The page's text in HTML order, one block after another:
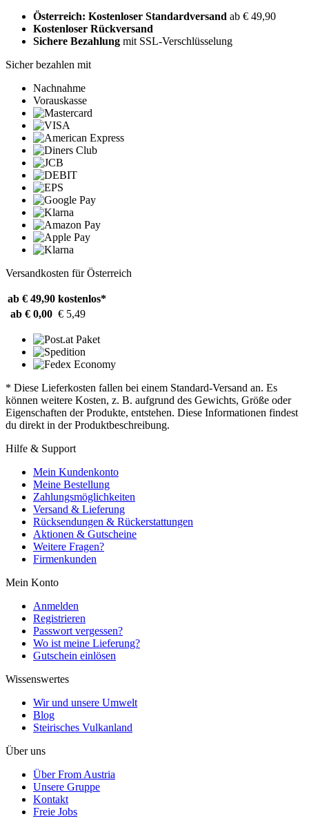
Österreich: Kostenloser Standardversand ab € 49,90
Kostenloser Rückversand
Sichere Bezahlung mit SSL-Verschlüsselung
Sicher bezahlen mit
Nachnahme
Vorauskasse
Versandkosten für Österreich
ab € 49,90 kostenlos*
ab € 0,00 € 5,49
* Diese Lieferkosten fallen bei einem Standard-Versand an. Es
können weitere Kosten, z. B. aufgrund des Gewichts, Größe oder
Eigenschaften der Produkte, entstehen. Diese Informationen findest
du direkt in der Produktbeschreibung.
Hilfe & Support
Mein Kundenkonto
Meine Bestellung
Zahlungsmöglichkeiten
Versand & Lieferung
Rücksendungen & Rückerstattungen
Aktionen & Gutscheine
Weitere Fragen?
Firmenkunden
Mein Konto
Anmelden
Registrieren
Passwort vergessen?
Wo ist meine Lieferung?
Gutschein einlösen
Wissenswertes
Wir und unsere Umwelt
Blog
Steirisches Vulkanland
Über uns
Über From Austria
Unsere Gruppe
Kontakt
Freie Jobs